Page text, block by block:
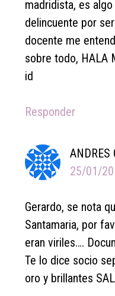
madridista, es
delincuente por
docente me
sobre todo, HALA
id
Responder
ANDRES
25/01/
Gerardo, se nota
Santamaria, por
eran viriles….
Te lo dice socio
oro y brillantes